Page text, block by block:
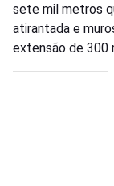
sete mil metros
atirantada e
extensão de 300